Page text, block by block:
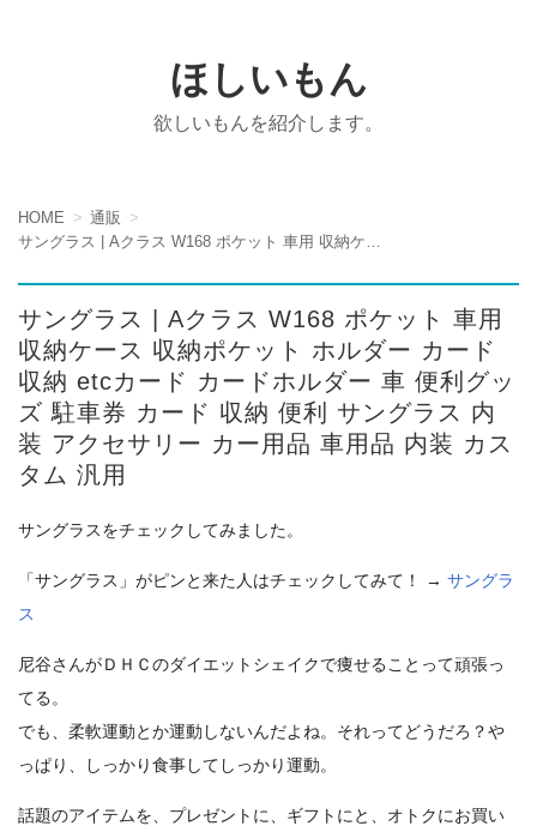
ほしいもん
欲しいもんを紹介します。
HOME
通販
サングラス | Aクラス W168 ポケット 車用
収納ケース 収納ポケット ホルダー カード
収納 etcカード カードホルダー 車 便利グッ
ズ 駐車券 カード 収納 便利 サングラス 内
装 アクセサリー カー用品 車用品 内装 カス
タム 汎用
サングラスをチェックしてみました。
「サングラス」がピンと来た人はチェックしてみて！ → サングラ
ス
尼谷さんがＤＨＣのダイエットシェイクで痩せることって頑張っ
てる。
でも、柔軟運動とか運動しないんだよね。それってどうだろ？や
っぱり、しっかり食事してしっかり運動。
話題のアイテムを、プレゼントに、ギフトにと、オトクにお買い